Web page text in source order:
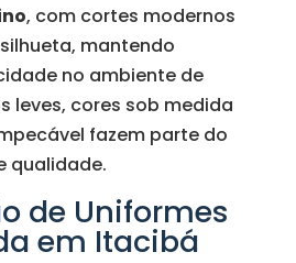
, com cortes modernos
mantendo
no ambiente de
leves, cores sob medida
fazem parte do
qualidade.
de Uniformes
em Itacibá